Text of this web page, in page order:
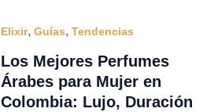
Elixir, Guías, Tendencias
Los Mejores Perfumes
Árabes para Mujer en
Colombia: Lujo, Duración